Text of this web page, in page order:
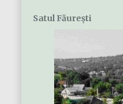
Satul Făurești